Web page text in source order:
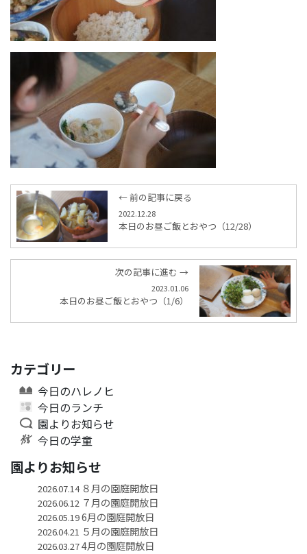
← 前の記事に戻る
2022.12.28
本日のお昼ご飯とおやつ（12/28）
次の記事に進む →
2023.01.06
本日のお昼ご飯とおやつ（1/6）
カテゴリー
今日のハレノヒ
今日のランチ
園よりお知らせ
今日の学童
園よりお知らせ
2026.07.14８月の園庭開放日
2026.06.12７月の園庭開放日
2026.05.196月の園庭開放日
2026.04.21 ５月の園庭開放日
2026.03.274月の園庭開放日